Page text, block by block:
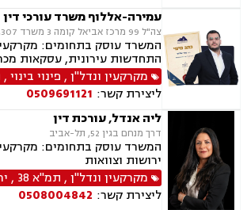
עמירה-אללוף משרד עורכי דין
צה"ל 99 מרכז אביאל קומה 3 משרד 307, אשקלון
המשרד עוסק בתחומים: מקרקעין
התחדשות עירונית, עסקאות
מקרקעין ונדל"ן, פינוי בינוי,
ליצירת קשר: 0509691121
ליה אנדל, עורכת דין
דרך מנחם בגין 52, תל-אביב
ירושות וצוואות
מקרקעין ונדל"ן, תמ"א 38 ,
ליצירת קשר: 0508004842